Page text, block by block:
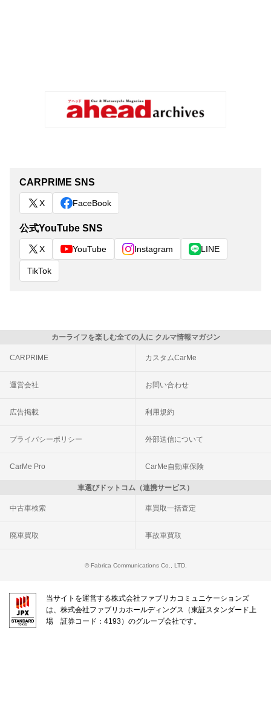
CARPRIME SNS
X FaceBook
公式YouTube SNS
X YouTube Instagram LINE
TikTok
カーライフを楽しむ全ての人に クルマ情報マガジン
CARPRIME カスタムCarMe
運営会社 お問い合わせ
広告掲載 利用規約
プライバシーポリシー 外部送信について
CarMe Pro CarMe自動車保険
車選びドットコム（連携サービス）
中古車検索 車買取一括査定
廃車買取 事故車買取
© Fabrica Communications Co., LTD.
当サイトを運営する株式会社ファブリカコミュニケーションズ
は、株式会社ファブリカホールディングス（東証スタンダード上
場 証券コード：4193）のグループ会社です。